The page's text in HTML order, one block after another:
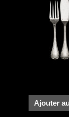
Ajouter